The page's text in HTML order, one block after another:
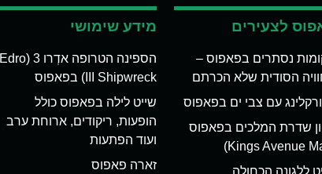
לצעירים
נסתרים בפאפוס –
הסודית שלא הכרתם
עם צבי ים בפאפוס
שדרת המלכים בפאפוס
מידע שימושי
הספינה הטרופה אדְרו 3 (Edro
III Shipwreck) בפאפוס
שייט לילה בפאפוס כולל
הופעות, ריקודים, ארוחת ערב
ועוד הפתעות
זארה פאפוס